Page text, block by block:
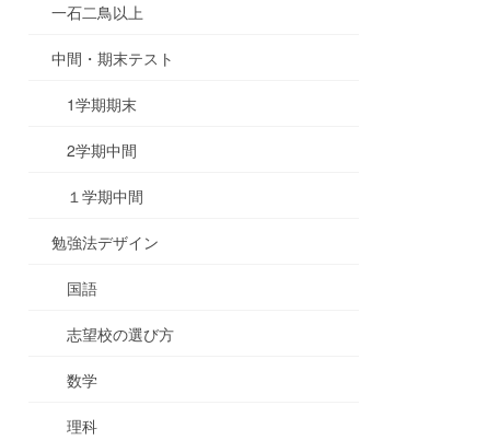
一石二鳥以上
中間・期末テスト
1学期期末
2学期中間
１学期中間
勉強法デザイン
国語
志望校の選び方
数学
理科